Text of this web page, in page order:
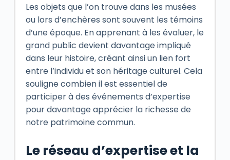
Les objets que l’on trouve dans les musées
ou lors d’enchères sont souvent les témoins
d’une époque. En apprenant à les évaluer, le
grand public devient davantage impliqué
dans leur histoire, créant ainsi un lien fort
entre l’individu et son héritage culturel. Cela
souligne combien il est essentiel de
participer à des événements d’expertise
pour davantage apprécier la richesse de
notre patrimoine commun.
Le réseau d’expertise et la